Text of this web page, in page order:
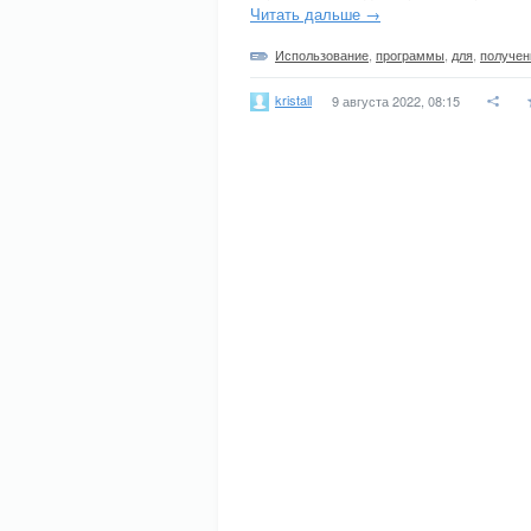
Читать дальше →
Использование программы для
kristall 9 августа 2022, 08:15